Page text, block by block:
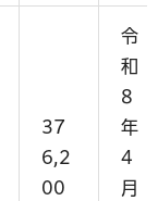
37
6,2
00
令
和
8
年
4
月